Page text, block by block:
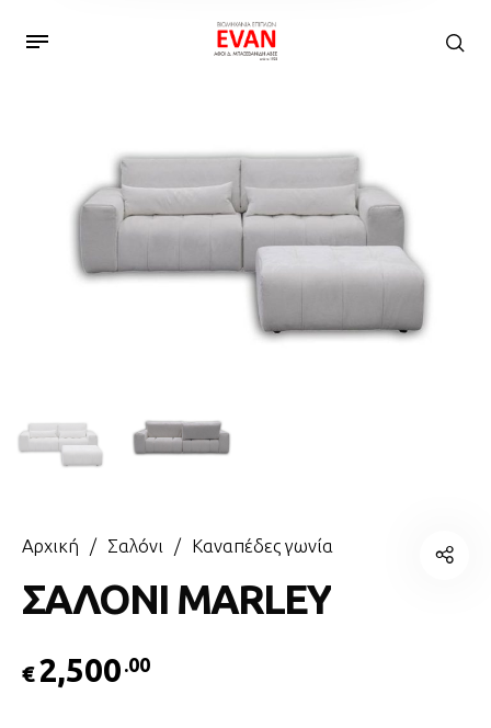
Αρχική / Σαλόνι / Καναπέδες γωνία
ΣΑΛΟΝΙ MARLEY
€2,500 .00